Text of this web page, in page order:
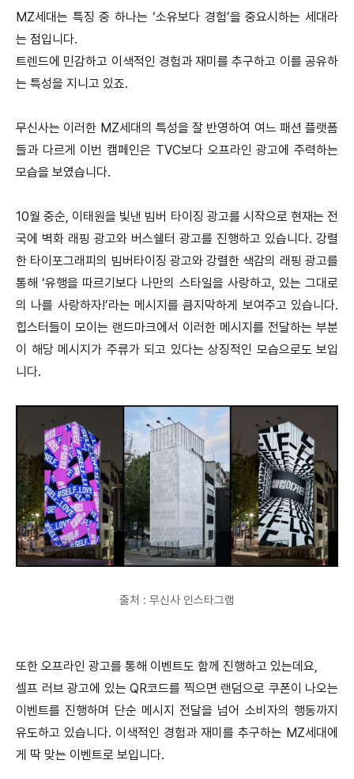
MZ세대는 특징 중 하나는 ‘소유보다 경험’을 중요시하는 세대라
는 점입니다.
트렌드에 민감하고 이색적인 경험과 재미를 추구하고 이를 공유하
는 특성을 지니고 있죠.
무신사는 이러한 MZ세대의 특성을 잘 반영하여 여느 패션 플랫폼
들과 다르게 이번 캠페인은 TVC보다 오프라인 광고에 주력하는
모습을 보였습니다.
10월 중순, 이태원을 빛낸 빔버 타이징 광고를 시작으로 현재는 전
국에 벽화 래핑 광고와 버스쉘터 광고를 진행하고 있습니다. 강렬
한 타이포그래피의 빔버타이징 광고와 강렬한 색감의 래핑 광고를
통해 ‘유행을 따르기보다 나만의 스타일을 사랑하고, 있는 그대로
의 나를 사랑하자!’라는 메시지를 큼지막하게 보여주고 있습니다.
힙스터들이 모이는 랜드마크에서 이러한 메시지를 전달하는 부분
이 해당 메시지가 주류가 되고 있다는 상징적인 모습으로도 보입
니다.
출처 : 무신사 인스타그램
또한 오프라인 광고를 통해 이벤트도 함께 진행하고 있는데요,
셀프 러브 광고에 있는 QR코드를 찍으면 랜덤으로 쿠폰이 나오는
이벤트를 진행하며 단순 메시지 전달을 넘어 소비자의 행동까지
유도하고 있습니다. 이색적인 경험과 재미를 추구하는 MZ세대에
게 딱 맞는 이벤트로 보입니다.